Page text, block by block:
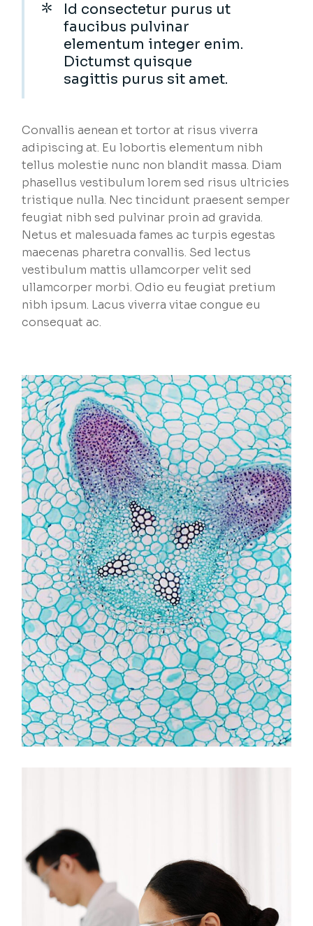
Id consectetur purus ut
faucibus pulvinar
elementum integer enim.
Dictumst quisque
sagittis purus sit amet.
Convallis aenean et tortor at risus viverra
adipiscing at. Eu lobortis elementum nibh
tellus molestie nunc non blandit massa. Diam
phasellus vestibulum lorem sed risus ultricies
tristique nulla. Nec tincidunt praesent semper
feugiat nibh sed pulvinar proin ad gravida.
Netus et malesuada fames ac turpis egestas
maecenas pharetra convallis. Sed lectus
vestibulum mattis ullamcorper velit sed
ullamcorper morbi. Odio eu feugiat pretium
nibh ipsum. Lacus viverra vitae congue eu
consequat ac.